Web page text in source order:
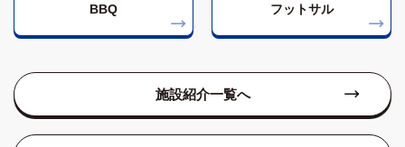
BBQ フットサル
施設紹介一覧へ